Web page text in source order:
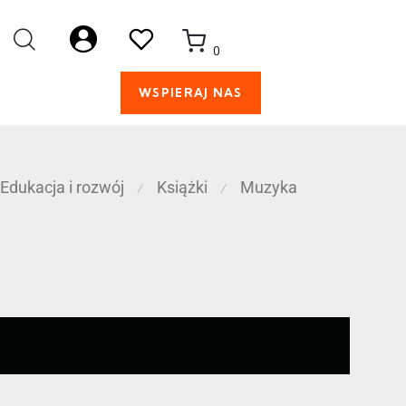
0
WSPIERAJ NAS
Edukacja i rozwój ⁄ Książki ⁄ Muzyka